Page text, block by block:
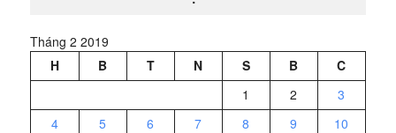
Tháng 2 2019
H
B T N S B
C
1
2
3
4
5 6 7 8 9
10